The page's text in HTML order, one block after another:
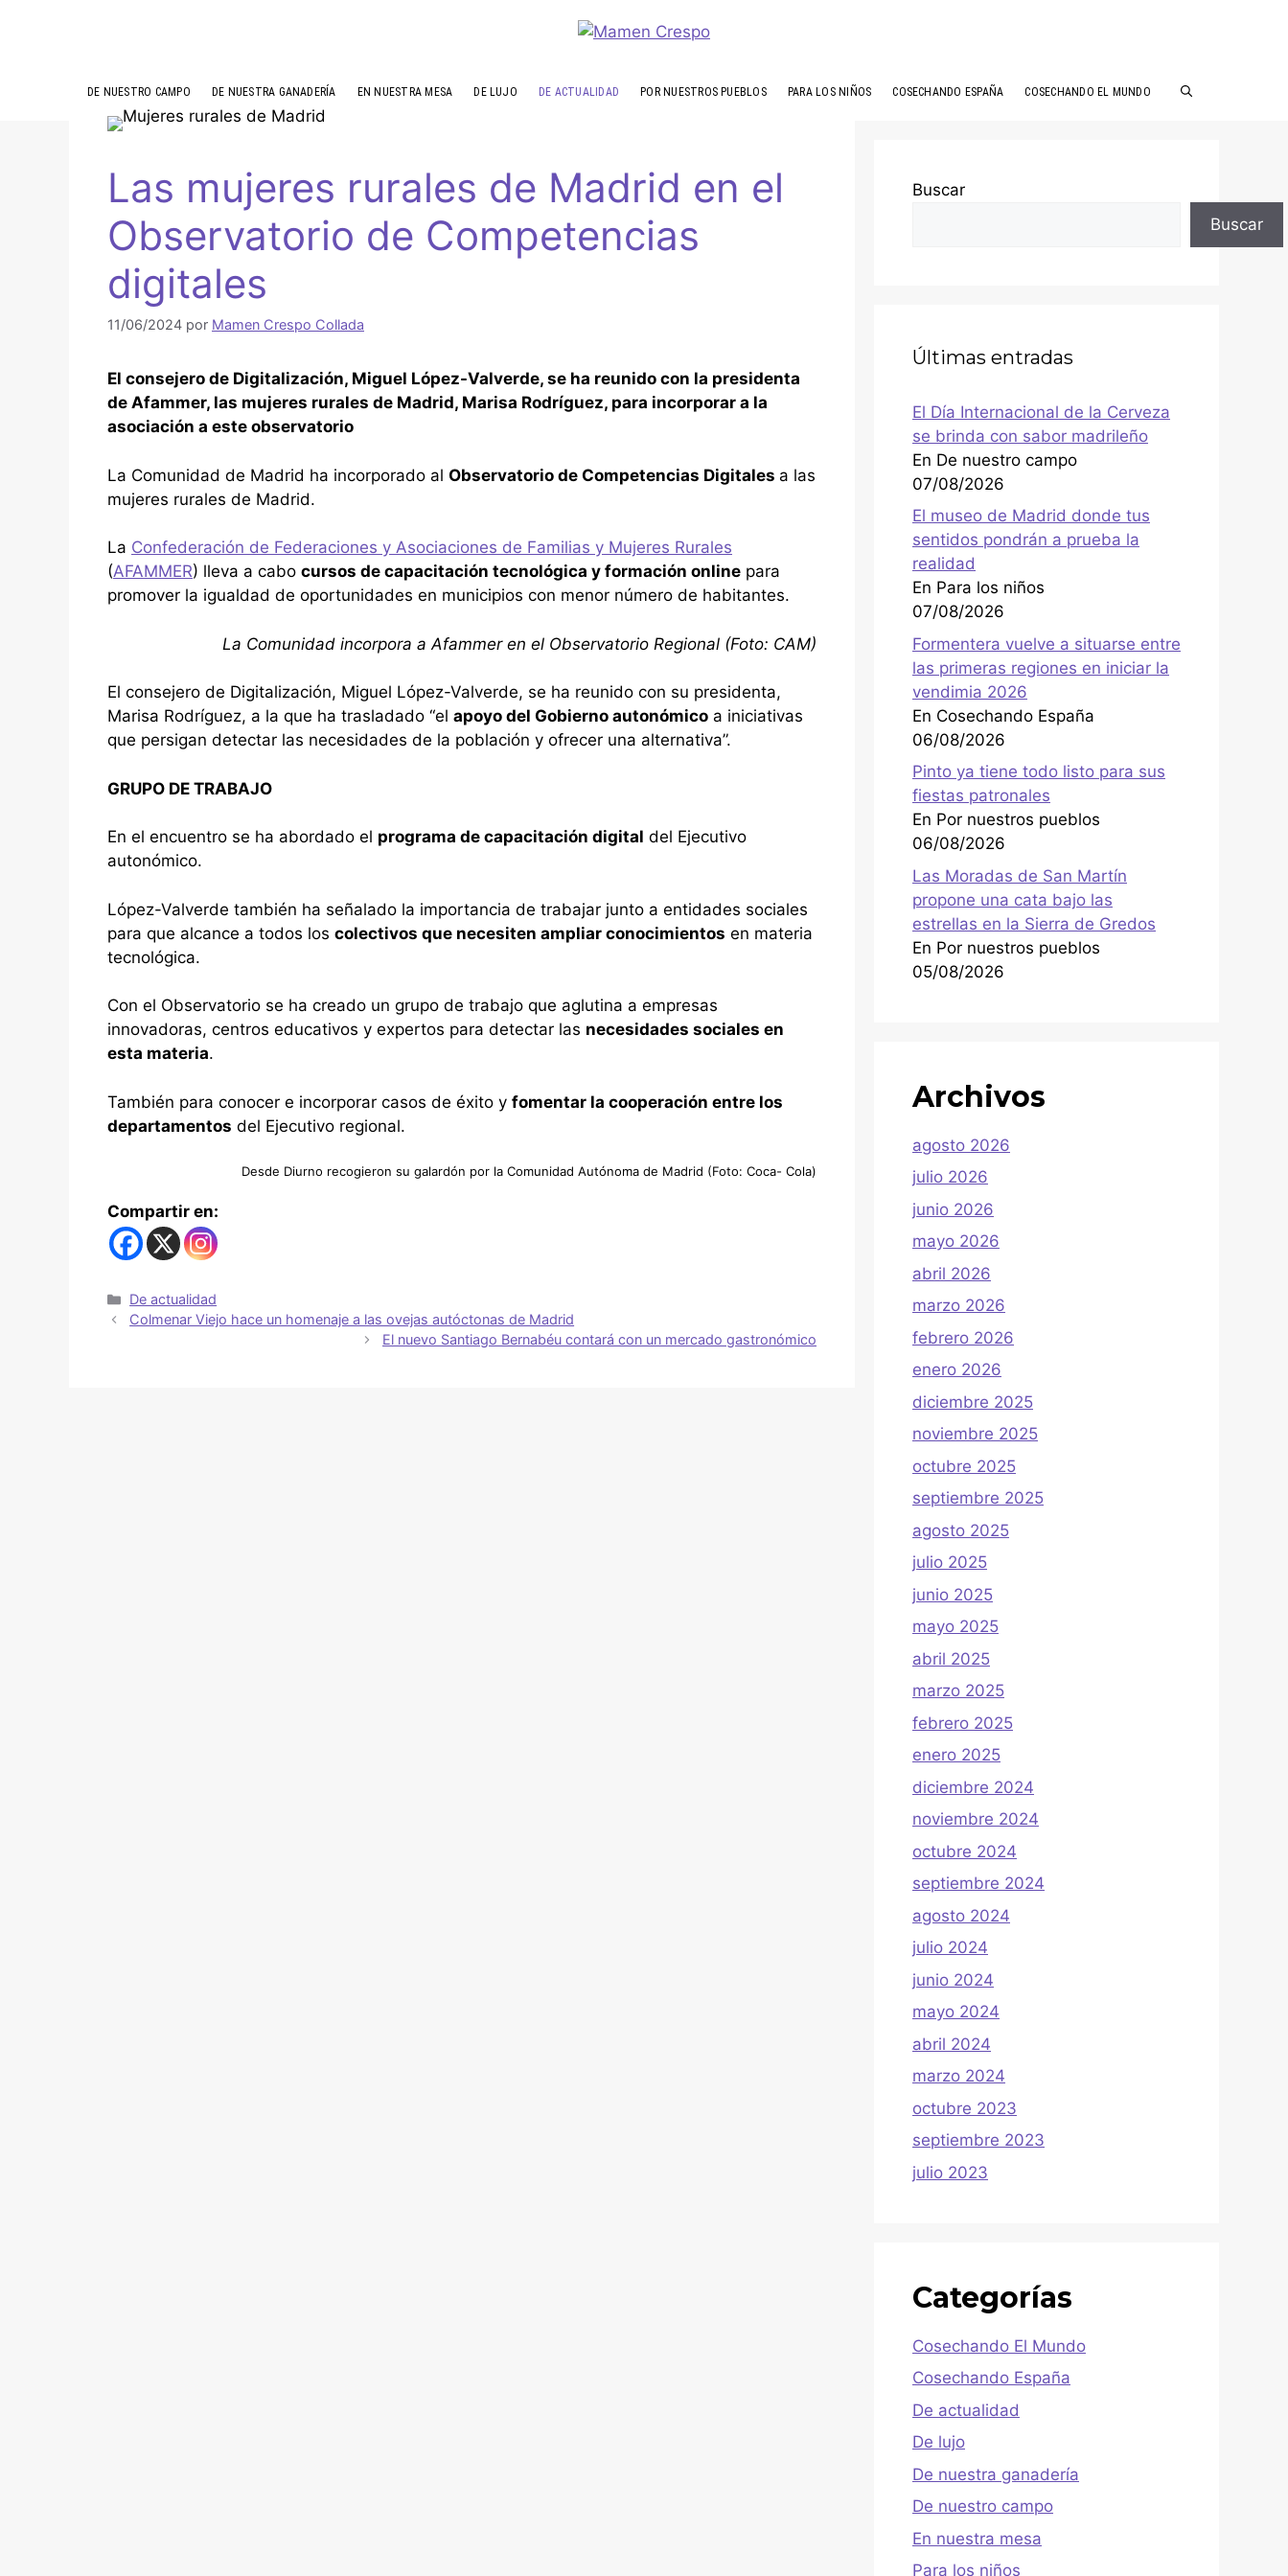
DE NUESTRO CAMPO DE NUESTRA GANADERÍA EN NUESTRA MESA DE LUJO DE ACTUALIDAD POR NUESTROS PUEBLOS PARA LOS NIÑOS COSECHANDO ESPAÑA COSECHANDO EL MUNDO
Las mujeres rurales de Madrid en el
Observatorio de Competencias
digitales
11/06/2024 por Mamen Crespo Collada
El consejero de Digitalización, Miguel López-Valverde, se ha reunido con la presidenta
de Afammer, las mujeres rurales de Madrid, Marisa Rodríguez, para incorporar a la
asociación a este observatorio
La Comunidad de Madrid ha incorporado al Observatorio de Competencias Digitales a las
mujeres rurales de Madrid.
La Confederación de Federaciones y Asociaciones de Familias y Mujeres Rurales
(AFAMMER) lleva a cabo cursos de capacitación tecnológica y formación online para
promover la igualdad de oportunidades en municipios con menor número de habitantes.
La Comunidad incorpora a Afammer en el Observatorio Regional (Foto: CAM)
El consejero de Digitalización, Miguel López-Valverde, se ha reunido con su presidenta,
Marisa Rodríguez, a la que ha trasladado “el apoyo del Gobierno autonómico a iniciativas
que persigan detectar las necesidades de la población y ofrecer una alternativa”.
GRUPO DE TRABAJO
En el encuentro se ha abordado el programa de capacitación digital del Ejecutivo
autonómico.
López-Valverde también ha señalado la importancia de trabajar junto a entidades sociales
para que alcance a todos los colectivos que necesiten ampliar conocimientos en materia
tecnológica.
Con el Observatorio se ha creado un grupo de trabajo que aglutina a empresas
innovadoras, centros educativos y expertos para detectar las necesidades sociales en
esta materia.
También para conocer e incorporar casos de éxito y fomentar la cooperación entre los
departamentos del Ejecutivo regional.
Desde Diurno recogieron su galardón por la Comunidad Autónoma de Madrid (Foto: Coca- Cola)
Compartir en:
De actualidad
Colmenar Viejo hace un homenaje a las ovejas autóctonas de Madrid
El nuevo Santiago Bernabéu contará con un mercado gastronómico
Buscar
Buscar
Últimas entradas
El Día Internacional de la Cerveza
se brinda con sabor madrileño
En De nuestro campo
07/08/2026
El museo de Madrid donde tus
sentidos pondrán a prueba la
realidad
En Para los niños
07/08/2026
Formentera vuelve a situarse entre
las primeras regiones en iniciar la
vendimia 2026
En Cosechando España
06/08/2026
Pinto ya tiene todo listo para sus
fiestas patronales
En Por nuestros pueblos
06/08/2026
Las Moradas de San Martín
propone una cata bajo las
estrellas en la Sierra de Gredos
En Por nuestros pueblos
05/08/2026
Archivos
agosto 2026
julio 2026
junio 2026
mayo 2026
abril 2026
marzo 2026
febrero 2026
enero 2026
diciembre 2025
noviembre 2025
octubre 2025
septiembre 2025
agosto 2025
julio 2025
junio 2025
mayo 2025
abril 2025
marzo 2025
febrero 2025
enero 2025
diciembre 2024
noviembre 2024
octubre 2024
septiembre 2024
agosto 2024
julio 2024
junio 2024
mayo 2024
abril 2024
marzo 2024
octubre 2023
septiembre 2023
julio 2023
Categorías
Cosechando El Mundo
Cosechando España
De actualidad
De lujo
De nuestra ganadería
De nuestro campo
En nuestra mesa
Para los niños